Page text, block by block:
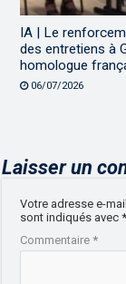
IA | Le
des entretiens à
homologue
06/07/2026
Laisser un
Votre adresse e-
sont indiqués avec*
Commentaire*